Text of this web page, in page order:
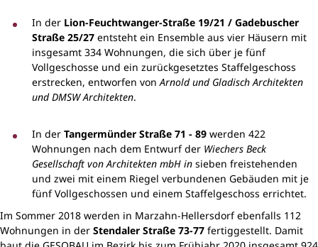
In der Lion-Feuchtwanger-Straße 19/21 / Gadebuscher
Straße 25/27 entsteht ein Ensemble aus vier Häusern mit
insgesamt 334 Wohnungen, die sich über je fünf
Vollgeschosse und ein zurückgesetztes Staffelgeschoss
erstrecken, entworfen vonArnold und Gladisch Architekten
und DMSW Architekten.
In der Tangermünder Straße 71 - 89 werden 422
Wohnungen nach dem Entwurf der Wiechers Beck
Gesellschaft von Architekten mbH in sieben freistehenden
und zwei mit einem Riegel verbundenen Gebäuden mit je
fünf Vollgeschossen und einem Staffelgeschoss errichtet.
Im Sommer 2018 werden in Marzahn-Hellersdorf ebenfalls 112
Wohnungen in der Stendaler Straße 73-77 fertiggestellt. Damit